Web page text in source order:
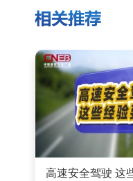
高速安全驾驶 这